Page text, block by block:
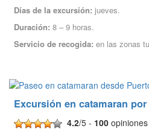
Días de la excursión: jueves.
Duración: 8 – 9 horas.
Servicio de recogida: en las zonas
Excursión en catamaran
4.2/5 - 100 opiniones